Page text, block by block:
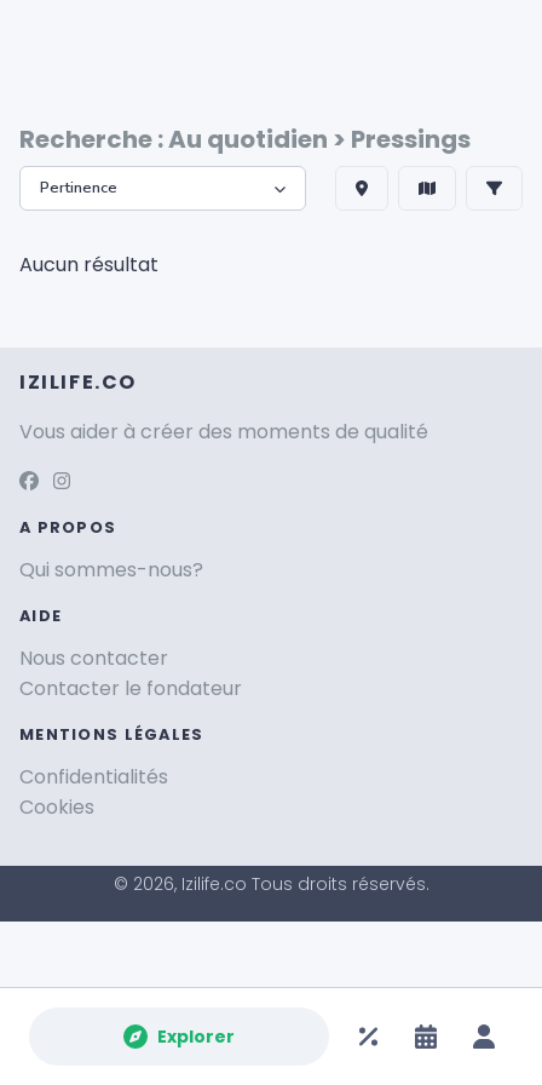
Recherche : Au quotidien > Pressings
Aucun résultat
Explorer
IZILIFE.CO
Vous aider à créer des moments de qualité
A PROPOS
Qui sommes-nous?
AIDE
Nous contacter
Contacter le fondateur
MENTIONS LÉGALES
Confidentialités
Cookies
© 2026, Izilife.co Tous droits réservés.